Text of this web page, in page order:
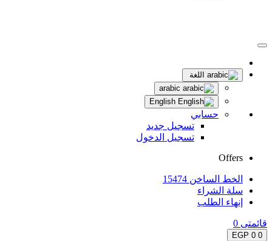
اللغة
حسابي
تسجيل جديد
تسجيل الدخول
Offers
الخط الساخن 15474
سلة الشراء
إنهاء الطلب
قائمتى 0
0
0 EGP